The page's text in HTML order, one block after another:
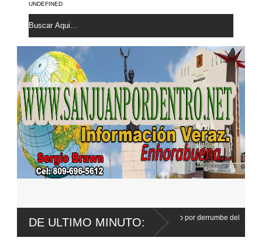
UNDEFINED
DE ULTIMO MINUTO:
primera audiencia de fondo por derrumbe del